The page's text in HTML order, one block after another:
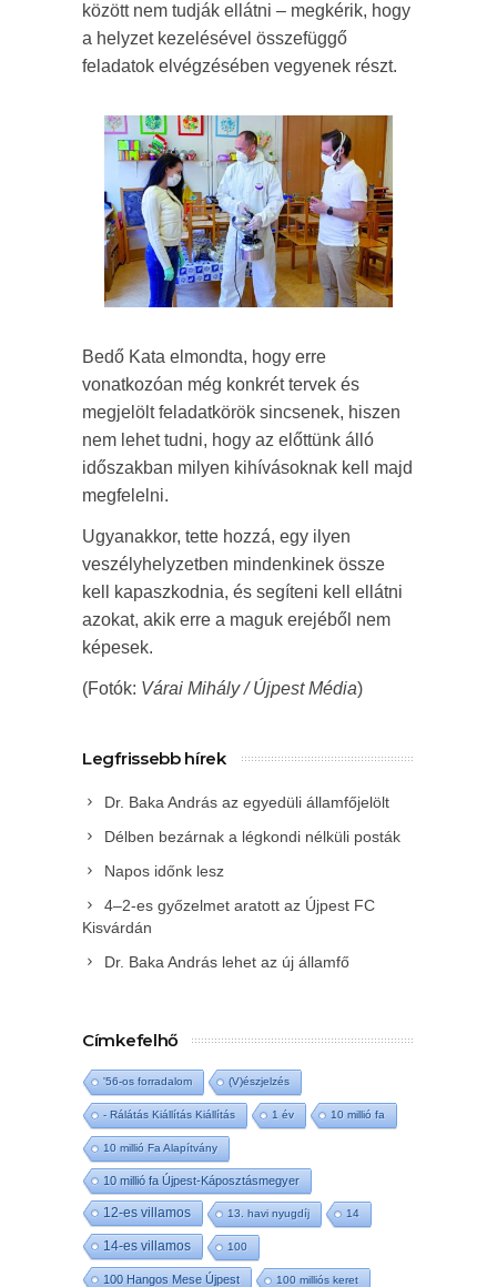
között nem tudják ellátni – megkérik, hogy
a helyzet kezelésével összefüggő
feladatok elvégzésében vegyenek részt.
Bedő Kata elmondta, hogy erre
vonatkozóan még konkrét tervek és
megjelölt feladatkörök sincsenek, hiszen
nem lehet tudni, hogy az előttünk álló
időszakban milyen kihívásoknak kell majd
megfelelni.
Ugyanakkor, tette hozzá, egy ilyen
veszélyhelyzetben mindenkinek össze
kell kapaszkodnia, és segíteni kell ellátni
azokat, akik erre a maguk erejéből nem
képesek.
(Fotók: Várai Mihály / Újpest Média)
Legfrissebb hírek
Dr. Baka András az egyedüli államfőjelölt
Délben bezárnak a légkondi nélküli posták
Napos időnk lesz
4–2-es győzelmet aratott az Újpest FC
Kisvárdán
Dr. Baka András lehet az új államfő
Címkefelhő
'56-os forradalom (V)észjelzés
- Rálátás Kiállítás Kiállítás 1 év 10 millió fa
10 millió Fa Alapítvány
10 millió fa Újpest-Káposztásmegyer
12-es villamos 13. havi nyugdíj 14
14-es villamos 100
100 Hangos Mese Újpest 100 milliós keret